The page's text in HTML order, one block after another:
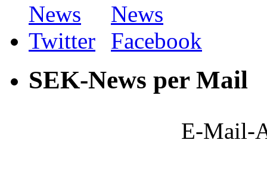
SEK-News per Mail
E-Mail-